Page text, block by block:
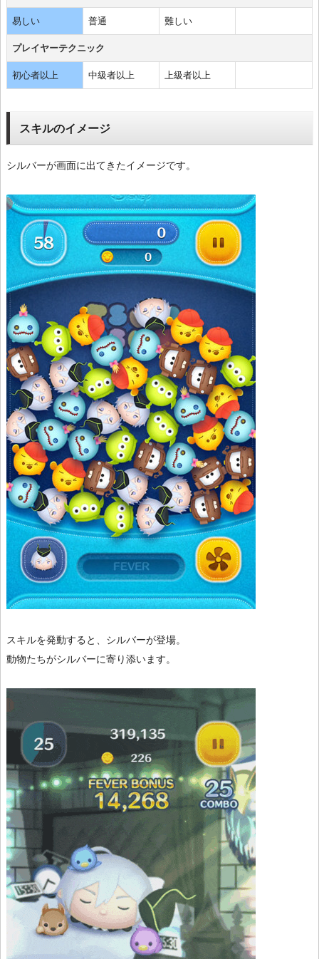
易しい 普通 難しい
プレイヤーテクニック
初心者以上 中級者以上 上級者以上
スキルのイメージ
シルバーが画面に出てきたイメージです。
スキルを発動すると、シルバーが登場。
動物たちがシルバーに寄り添います。